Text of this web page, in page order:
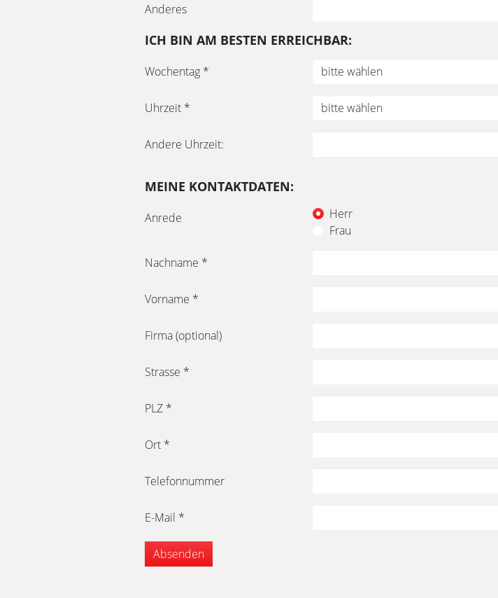
Anderes
ICH BIN AM BESTEN ERREICHBAR:
Wochentag *
Uhrzeit *
Andere Uhrzeit:
MEINE KONTAKTDATEN:
Anrede
Herr
Frau
Nachname *
Vorname *
Firma (optional)
Strasse *
PLZ *
Ort *
Telefonnummer
E-Mail *
Absenden